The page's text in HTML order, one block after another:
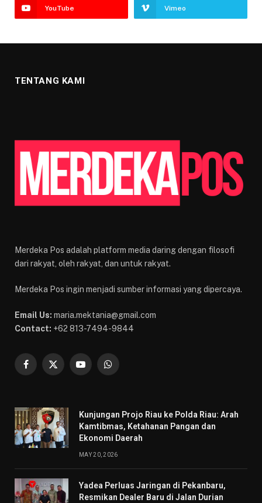
YouTube Vimeo
TENTANG KAMI
Merdeka Pos adalah platform media daring dengan filosofi
dari rakyat, oleh rakyat, dan untuk rakyat.
Merdeka Pos ingin menjadi sumber informasi yang dipercaya.
Email Us: maria.mektania@gmail.com
Contact: +62 813-7494-9844
Facebook
X
YouTubeWhatsApp
Kunjungan Projo Riau ke Polda Riau: Arah
Kamtibmas, Ketahanan Pangan dan
Ekonomi Daerah
MAY 20, 2026
Yadea Perluas Jaringan di Pekanbaru,
Resmikan Dealer Baru di Jalan Durian